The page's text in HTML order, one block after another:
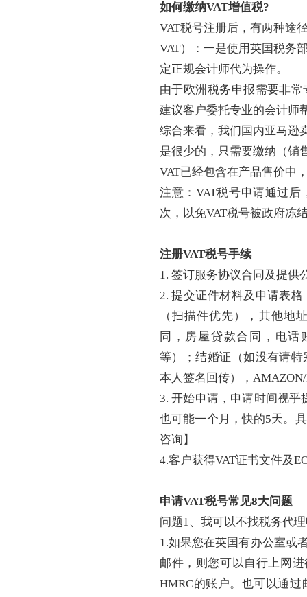
如何缴纳VAT增值税?
VAT税号注册后，有两种途
VAT）：一是使用英国税务
定正规会计师代为操作。
由于欧洲税务申报需要非
建议客户委托专业的会计师
综合来看，我们国内亚马逊
是很少的，只需要缴纳（销
VAT已经包含在产品售价中
注意： VAT税号申请通过
次，以免VAT税号被政府冻
注册VAT税号手续
1. 签订服务协议合同及提供
2. 提交证件材料及申请表
（扫描件优先），其他地
同，房屋贷款合同，电话
等）；结婚证（如没有请
本人签名回传），
3. 开始申请，申请时间视
也可能一个月，快的5天。
咨询 】
4.客户获得VAT证书文件及
申请VAT税号常见8大问题
问题1、我可以不找税务代
1.如果您在英国有办公室或
邮件，则您可以自行上网
HMRC的账户。也可以通